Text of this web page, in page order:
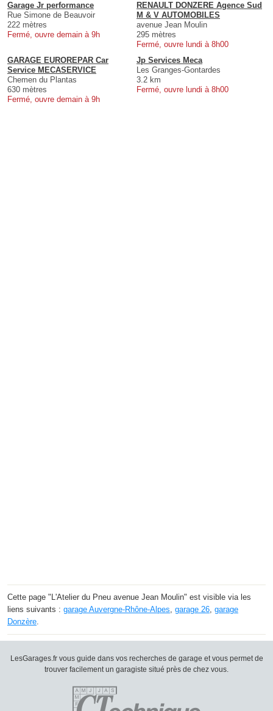
Garage Jr performance
Rue Simone de Beauvoir
222 mètres
Fermé, ouvre demain à 9h
RENAULT DONZERE Agence Sud
M & V AUTOMOBILES
avenue Jean Moulin
295 mètres
Fermé, ouvre lundi à 8h00
GARAGE EUROREPAR Car
Service MECASERVICE
Chemen du Plantas
630 mètres
Fermé, ouvre demain à 9h
Jp Services Meca
Les Granges-Gontardes
3.2 km
Fermé, ouvre lundi à 8h00
Cette page "L'Atelier du Pneu avenue Jean Moulin" est visible via les
liens suivants : garage Auvergne-Rhône-Alpes, garage 26, garage
Donzère.
LesGarages.fr vous guide dans vos recherches de garage et vous permet de
trouver facilement un garagiste situé près de chez vous.